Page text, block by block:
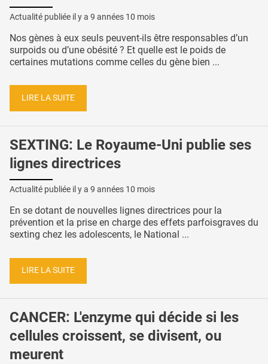
Actualité publiée il y a 9 années 10 mois
Nos gènes à eux seuls peuvent-ils être responsables d’un
surpoids ou d’une obésité ? Et quelle est le poids de
certaines mutations comme celles du gène bien ...
LIRE LA SUITE
SEXTING: Le Royaume-Uni publie ses
lignes directrices
Actualité publiée il y a 9 années 10 mois
En se dotant de nouvelles lignes directrices pour la
prévention et la prise en charge des effets parfoisgraves du
sexting chez les adolescents, le National ...
LIRE LA SUITE
CANCER: L'enzyme qui décide si les
cellules croissent, se divisent, ou
meurent